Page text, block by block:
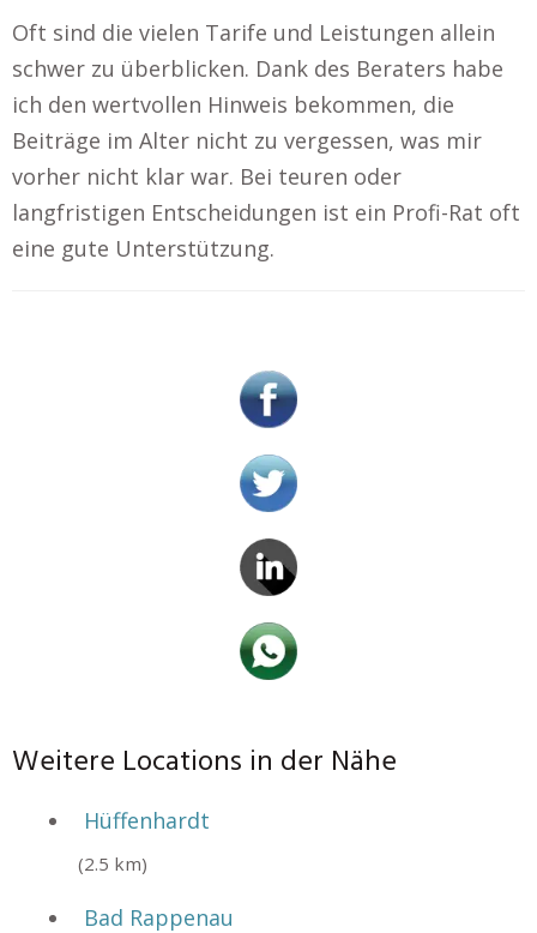
Oft sind die vielen Tarife und Leistungen allein
schwer zu überblicken. Dank des Beraters habe
ich den wertvollen Hinweis bekommen, die
Beiträge im Alter nicht zu vergessen, was mir
vorher nicht klar war. Bei teuren oder
langfristigen Entscheidungen ist ein Profi-Rat oft
eine gute Unterstützung.
Weitere Locations in der Nähe
Hüffenhardt
(2.5 km)
Bad Rappenau